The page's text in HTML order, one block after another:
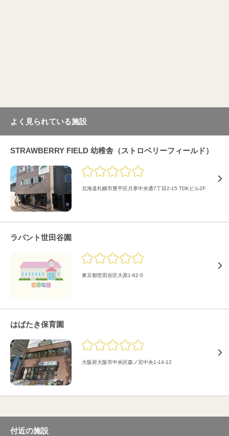
よく見られている施設
STRAWBERRY FIELD 幼稚舎（ストロベリーフィールド）
北海道札幌市豊平区月寒中央通7丁目2-15 TDKビル2F
ラバント世田谷園
東京都世田谷区大原1-62-5
はばたき保育園
大阪府大阪市中央区森ノ宮中央1-14-12
付近の施設